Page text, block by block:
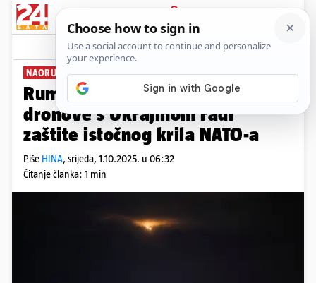
PRIJAVA
News Komentari
NAORUŽANJE
Rumunjska će proizvoditi
dronove s Ukrajinom radi
zaštite istočnog krila NATO-a
Piše HINA, srijeda, 1.10.2025. u 06:32
Čitanje članka: 1 min